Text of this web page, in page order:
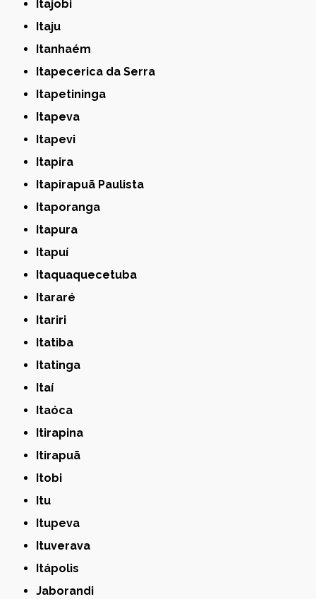
Itajobi
Itaju
Itanhaém
Itapecerica da Serra
Itapetininga
Itapeva
Itapevi
Itapira
Itapirapuã Paulista
Itaporanga
Itapura
Itapuí
Itaquaquecetuba
Itararé
Itariri
Itatiba
Itatinga
Itaí
Itaóca
Itirapina
Itirapuã
Itobi
Itu
Itupeva
Ituverava
Itápolis
Jaborandi